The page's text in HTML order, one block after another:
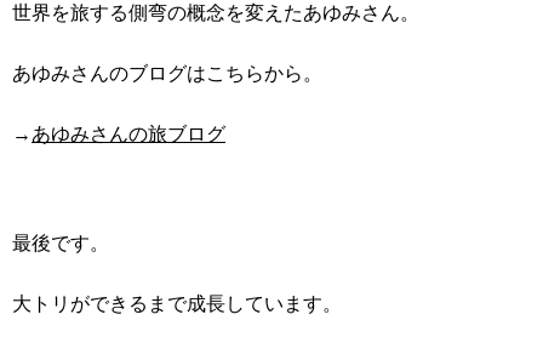
世界を旅する側弯の概念を変えたあゆみさん。
あゆみさんのブログはこちらから。
→ あゆみさんの旅ブログ
最後です。
大トリができるまで成長しています。